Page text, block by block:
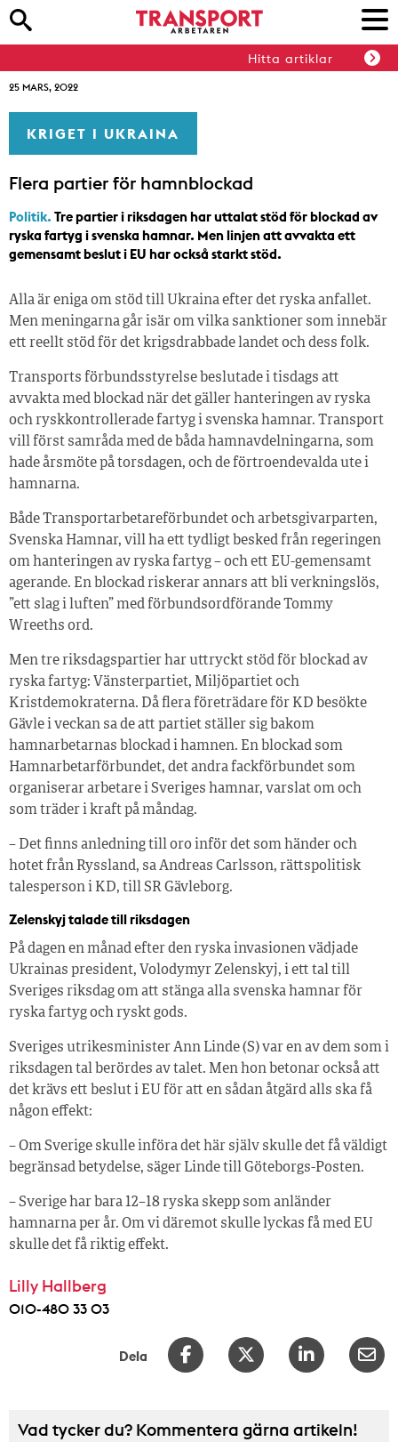
Hitta artiklar
25 MARS, 2022
KRIGET I UKRAINA
Flera partier för hamnblockad
Politik. Tre partier i riksdagen har uttalat stöd för blockad av
ryska fartyg i svenska hamnar. Men linjen att avvakta ett
gemensamt beslut i EU har också starkt stöd.
Alla är eniga om stöd till Ukraina efter det ryska anfallet.
Men meningarna går isär om vilka sanktioner som innebär
ett reellt stöd för det krigsdrabbade landet och dess folk.
Transports förbundsstyrelse beslutade i tisdags att
avvakta med blockad när det gäller hanteringen av ryska
och ryskkontrollerade fartyg i svenska hamnar. Transport
vill först samråda med de båda hamnavdelningarna, som
hade årsmöte på torsdagen, och de förtroendevalda ute i
hamnarna.
Både Transportarbetareförbundet och arbetsgivarparten,
Svenska Hamnar, vill ha ett tydligt besked från regeringen
om hanteringen av ryska fartyg – och ett EU-gemensamt
agerande. En blockad riskerar annars att bli verkningslös,
”ett slag i luften” med förbundsordförande Tommy
Wreeths ord.
Men tre riksdagspartier har uttryckt stöd för blockad av
ryska fartyg: Vänsterpartiet, Miljöpartiet och
Kristdemokraterna. Då flera företrädare för KD besökte
Gävle i veckan sa de att partiet ställer sig bakom
hamnarbetarnas blockad i hamnen. En blockad som
Hamnarbetarförbundet, det andra fackförbundet som
organiserar arbetare i Sveriges hamnar, varslat om och
som träder i kraft på måndag.
– Det finns anledning till oro inför det som händer och
hotet från Ryssland, sa Andreas Carlsson, rättspolitisk
talesperson i KD, till SR Gävleborg.
Zelenskyj talade till riksdagen
På dagen en månad efter den ryska invasionen vädjade
Ukrainas president, Volodymyr Zelenskyj, i ett tal till
Sveriges riksdag om att stänga alla svenska hamnar för
ryska fartyg och ryskt gods.
Sveriges utrikesminister Ann Linde (S) var en av dem som i
riksdagen tal berördes av talet. Men hon betonar också att
det krävs ett beslut i EU för att en sådan åtgärd alls ska få
någon effekt:
– Om Sverige skulle införa det här själv skulle det få väldigt
begränsad betydelse, säger Linde till Göteborgs-Posten.
– Sverige har bara 12–18 ryska skepp som anländer
hamnarna per år. Om vi däremot skulle lyckas få med EU
skulle det få riktig effekt.
Lilly Hallberg
010-480 33 03
Dela
Vad tycker du? Kommentera gärna artikeln!